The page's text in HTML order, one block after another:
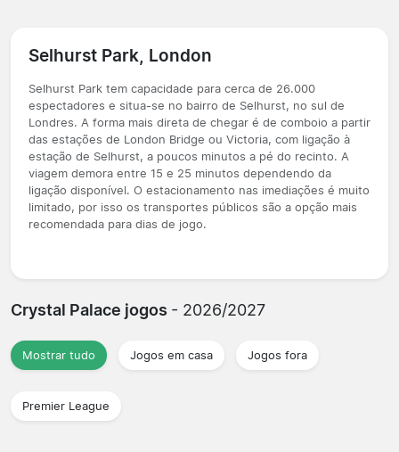
Selhurst Park, London
Selhurst Park tem capacidade para cerca de 26.000
espectadores e situa-se no bairro de Selhurst, no sul de
Londres. A forma mais direta de chegar é de comboio a partir
das estações de London Bridge ou Victoria, com ligação à
estação de Selhurst, a poucos minutos a pé do recinto. A
viagem demora entre 15 e 25 minutos dependendo da
ligação disponível. O estacionamento nas imediações é muito
limitado, por isso os transportes públicos são a opção mais
recomendada para dias de jogo.
Crystal Palace jogos - 2026/2027
Mostrar tudo Jogos em casa Jogos fora
Premier League